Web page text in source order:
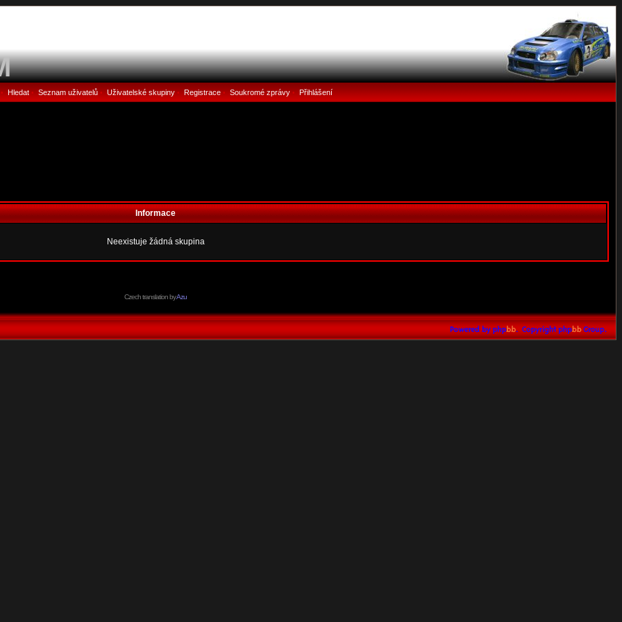
• Hledat• Seznam uživatelů• Uživatelské skupiny• Registrace• Soukromé zprávy• Přihlášení
Informace
Neexistuje žádná skupina
Czech translation byAzu